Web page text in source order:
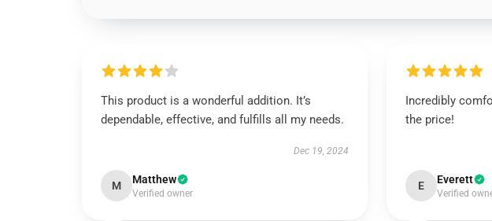
This product is a wonderful addition. It’s
dependable, effective, and fulfills all my needs.
Dec 19, 2024
M Matthew
Verified owner
Incredibly
the price!
E Everett
Verified